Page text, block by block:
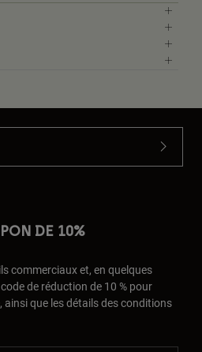
DE 10%
commerciaux et, en quelques
de réduction de 10 % pour
que les détails des conditions